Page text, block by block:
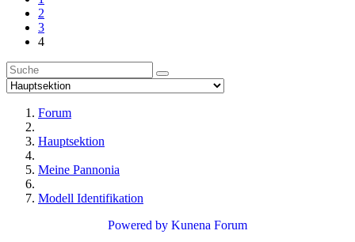
2
3
4
Forum
Hauptsektion
Meine Pannonia
Modell Identifikation
Powered by Kunena Forum